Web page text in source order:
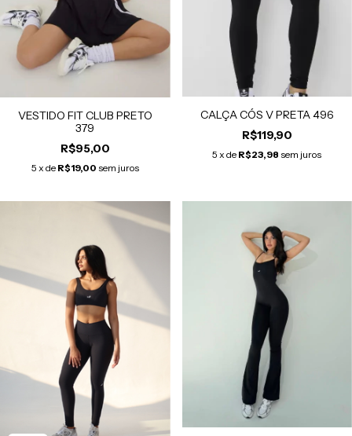
VESTIDO FIT CLUB PRETO
379
R$95,00
5 x de R$19,00 sem juros
CALÇA CÓS V PRETA 496
R$119,90
5 x de R$23,98 sem juros